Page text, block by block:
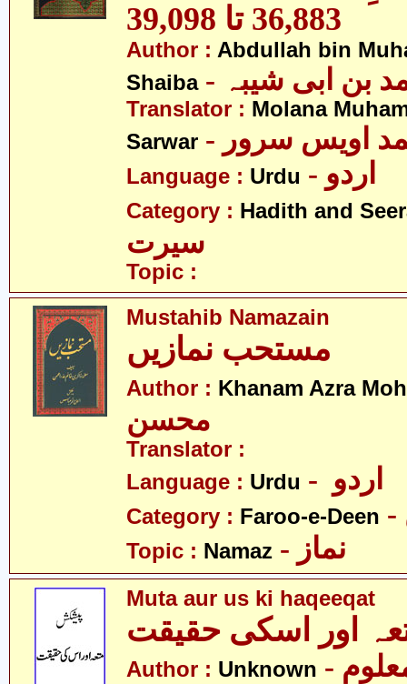
36,883 تا 39,098
Author : Abdullah bin
Shaiba
بن ابی شیبہ
Translator : Molana
Sarwar
اویس سرور
Language : Urdu - اردو
Category : Hadith and
سیرت
Topic :
Mustahib Namazain
مستحب نمازیں
Author : Khanam Azra
Translator :
Language : Urdu
Category : Faroo-e-Deen
Topic : Namaz
Muta aur us ki haqeeqat
Author : Unknown